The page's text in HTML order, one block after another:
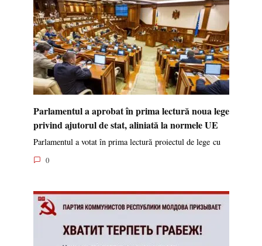
Parlamentul a aprobat în prima lectură noua lege
privind ajutorul de stat, aliniată la normele UE
Parlamentul a votat în prima lectură proiectul de lege cu
0